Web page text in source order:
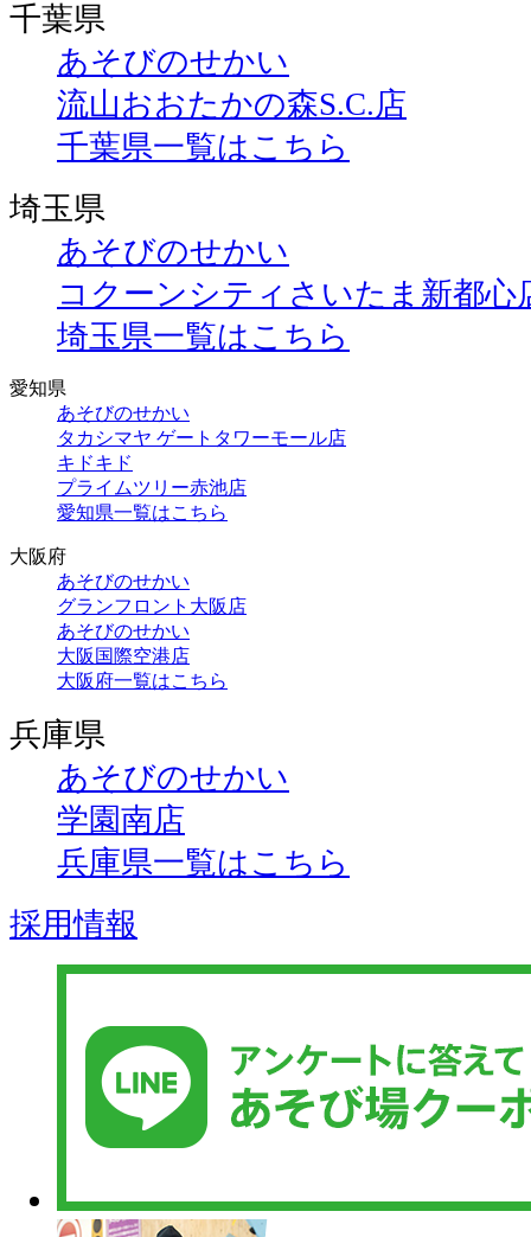
千葉県
あそびのせかい
流山おおたかの森S.C.店
千葉県一覧はこちら
埼玉県
あそびのせかい
コクーンシティさいたま新都心
埼玉県一覧はこちら
愛知県
あそびのせかい
タカシマヤ ゲートタワーモール店
キドキド
プライムツリー赤池店
愛知県一覧はこちら
大阪府
あそびのせかい
グランフロント大阪店
あそびのせかい
大阪国際空港店
大阪府一覧はこちら
兵庫県
あそびのせかい
学園南店
兵庫県一覧はこちら
採用情報